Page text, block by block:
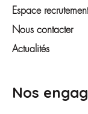
Espace recrutement
Nous contacter
Actualités
Nos